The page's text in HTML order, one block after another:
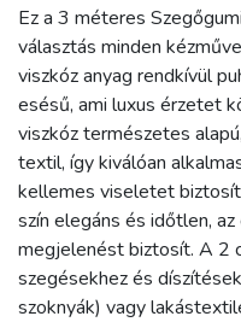
Ez a 3 méteres
választás minden
viszkóz anyag rendkívül
esésű, ami luxus érzetet
viszkóz természetes
textil, így kiválóan
kellemes viseletet
szín elegáns és időtlen,
megjelenést biztosít. A 2
szegésekhez és
szoknyák) vagy